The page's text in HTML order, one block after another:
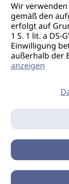
Wir
gemäß den
erfolgt auf
1 S. 1 lit. a DS-
Einwilligung
außerhalb der
anzeigen